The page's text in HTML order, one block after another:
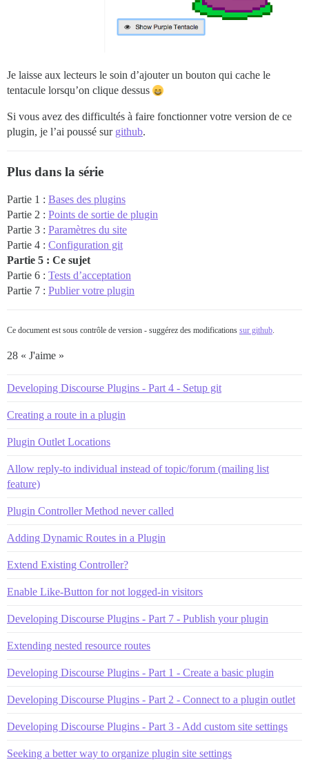
Je laisse aux lecteurs le soin d’ajouter un bouton qui cache le
tentacule lorsqu’on clique dessus
Si vous avez des difficultés à faire fonctionner votre version de ce
plugin, je l’ai poussé sur github.
Plus dans la série
Partie 1 : Bases des plugins
Partie 2 : Points de sortie de plugin
Partie 3 : Paramètres du site
Partie 4 : Configuration git
Partie 5 : Ce sujet
Partie 6 : Tests d’acceptation
Partie 7 : Publier votre plugin
Ce document est sous contrôle de version - suggérez des modifications sur github.
28 « J'aime »
Developing Discourse Plugins - Part 4 - Setup git
Creating a route in a plugin
Plugin Outlet Locations
Allow reply-to individual instead of topic/forum (mailing list
feature)
Plugin Controller Method never called
Adding Dynamic Routes in a Plugin
Extend Existing Controller?
Enable Like-Button for not logged-in visitors
Developing Discourse Plugins - Part 7 - Publish your plugin
Extending nested resource routes
Developing Discourse Plugins - Part 1 - Create a basic plugin
Developing Discourse Plugins - Part 2 - Connect to a plugin outlet
Developing Discourse Plugins - Part 3 - Add custom site settings
Seeking a better way to organize plugin site settings